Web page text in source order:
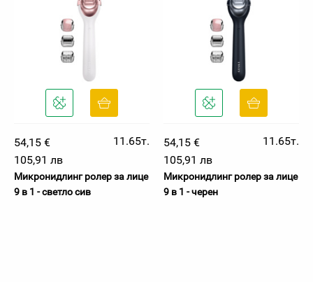
54,15 €
11.65т.
105,91 лв
Микронидлинг ролер за лице
9 в 1 - светло сив
54,15 €
11.65т.
105,91 лв
Микронидлинг ролер за лице
9 в 1 - черен